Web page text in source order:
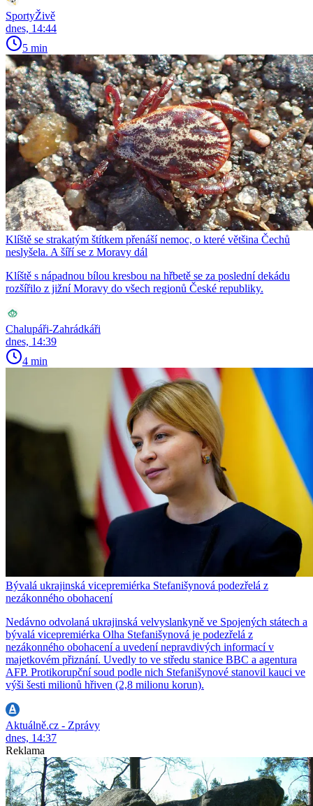
SportyŽivě
dnes, 14:44
5 min
Klíště se strakatým štítkem přenáší nemoc, o které většina Čechů
neslyšela. A šíří se z Moravy dál
Klíště s nápadnou bílou kresbou na hřbetě se za poslední dekádu
rozšířilo z jižní Moravy do všech regionů České republiky.
Chalupáři-Zahrádkáři
dnes, 14:39
4 min
Bývalá ukrajinská vicepremiérka Stefanišynová podezřelá z
nezákonného obohacení
Nedávno odvolaná ukrajinská velvyslankyně ve Spojených státech a
bývalá vicepremiérka Olha Stefanišynová je podezřelá z
nezákonného obohacení a uvedení nepravdivých informací v
majetkovém přiznání. Uvedly to ve středu stanice BBC a agentura
AFP. Protikorupční soud podle nich Stefanišynové stanovil kauci ve
výši šesti milionů hřiven (2,8 milionu korun).
Aktuálně.cz - Zprávy
dnes, 14:37
Reklama